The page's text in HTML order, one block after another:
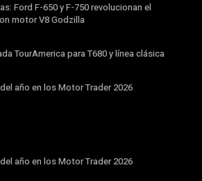
Ford F-650 y F-750 revolucionan el
motor V8 Godzilla
TourAmerica para T680 y línea clásica
año en los Motor Trader 2026
año en los Motor Trader 2026